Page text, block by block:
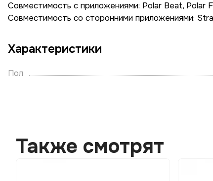
Совместимость с приложениями: Polar Beat, Polar
Совместимость со сторонними приложениями:
Характеристики
Пол
Также смотрят